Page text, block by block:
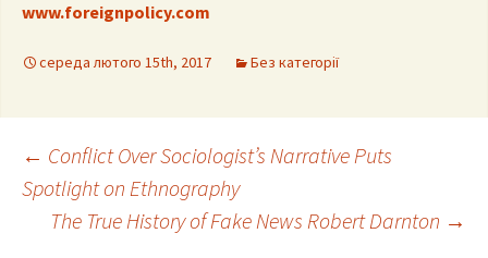
www.foreignpolicy.com
середа лютого 15th, 2017 Без категорії
Post
navigation
← Conflict Over Sociologist’s Narrative Puts
Spotlight on Ethnography
The True History of Fake News Robert Darnton →